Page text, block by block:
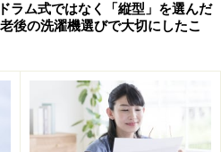
る生活費がどのくらい
設計の基本公式」で、老後生活
算してみてください。
ラム式ではなく「縦型」を選んだ
後の洗濯機選びで大切にしたこ